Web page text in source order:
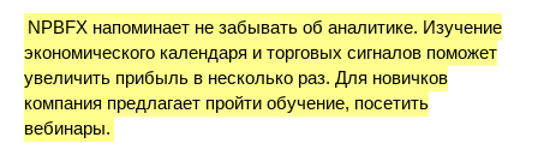
NPBFX напоминает не забывать об аналитике. Изучение
экономического календаря и торговых сигналов поможет
увеличить прибыль в несколько раз. Для новичков
компания предлагает пройти обучение, посетить
вебинары.